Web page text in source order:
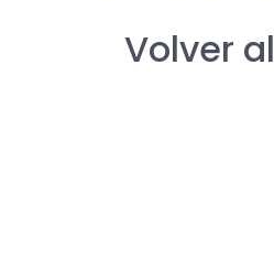
Volver